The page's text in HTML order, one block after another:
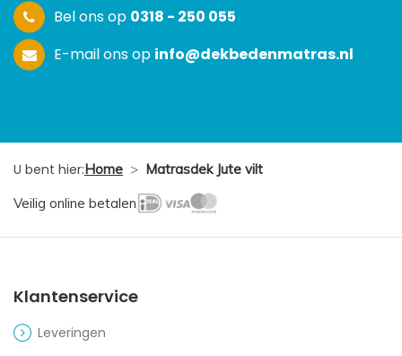
Bel ons op 0318 - 250 055
E-mail ons op info@dekbedenmatras.nl
U bent hier:Home > Matrasdek Jute vilt
Veilig online betalen
Klantenservice
Leveringen